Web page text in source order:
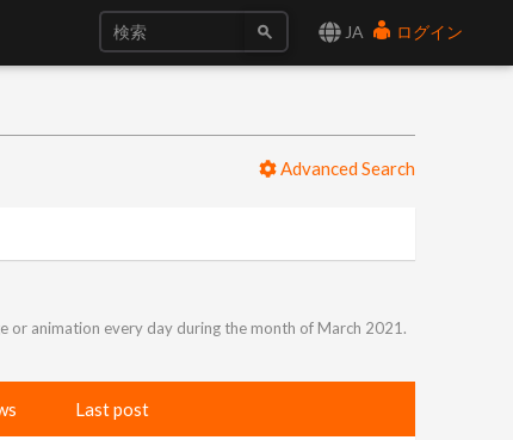
JA ログイン
Advanced Search
or animation every day during the month of March 2021.
Last post